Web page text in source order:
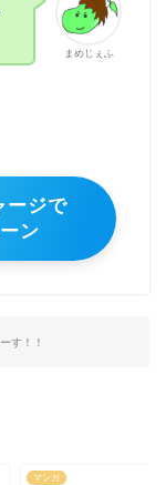
まめじぇふ
ージで
ン
す！！
雑記